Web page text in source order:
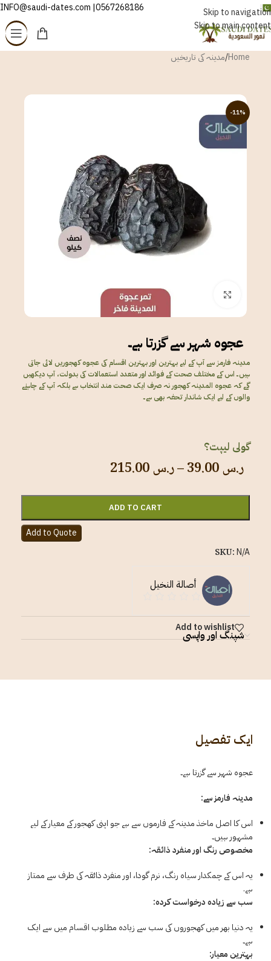
Skip to navigation
Skip to main content
اردو 0567268186| INFO@saudi-dates.com
Home
/مدینہ کی تاریخیں
-11%
Click to enlarge
عجوہ شہر سے گزرتا ہے۔
مدینہ فارمز سے آپ کے لیے بہترین اور بہترین اقسام کی عجوہ کھجوریں لائی جاتی
ہیں۔ اس کے مختلف صحت کے فوائد اور متعدد استعمالات کی بدولت، آپ دیکھیں
گے کہ عجوہ المدینہ کھجور نہ صرف ایک صحت مند انتخاب ہے بلکہ آپ کے چاہنے
والوں کے لیے ایک شاندار تحفہ بھی ہے۔
گولی لیپت؟
ر.س –ر.س
ADD TO CART
Add to Quote
SKU:N/A
أصالة النخيل
Add to wishlist
شپنگ اور واپسی
ایک تفصیل
عجوہ شہر سے گزرتا ہے۔
مدینہ فارمز سے:
اس کا اصل ماخذ مدینہ کے فارموں سے ہے جو اپنی کھجور کے معیار کے لیے
مشہور ہیں۔
مخصوص رنگ اور منفرد ذائقہ:
یہ اس کے چمکدار سیاہ رنگ، نرم گودا، اور منفرد ذائقہ کی طرف سے ممتاز
ہے.
سب سے زیادہ درخواست کردہ:
یہ دنیا بھر میں کھجوروں کی سب سے زیادہ مطلوب اقسام میں سے ایک
ہے۔
بہترین معیار: